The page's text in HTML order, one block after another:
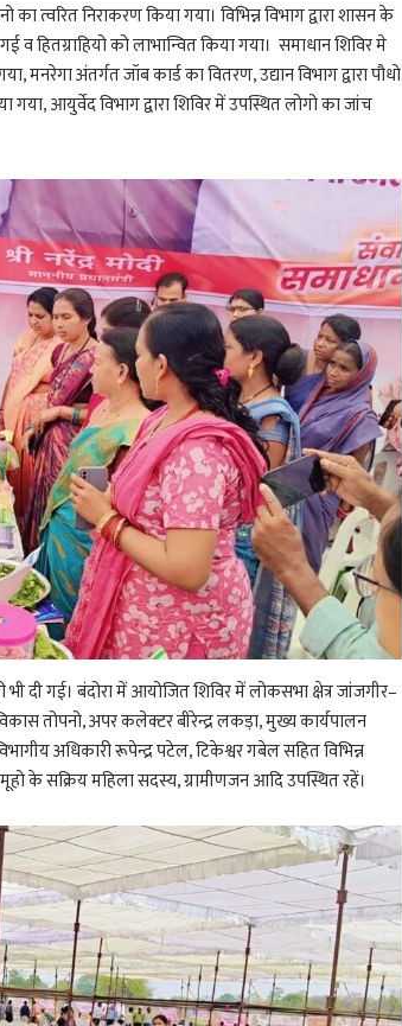
का त्वरित निराकरण किया गया। विभिन्न विभाग द्वारा शासन के
को लाभान्वित किया गया। समाधान शिविर मे
मनरेगा अंतर्गत जॉब कार्ड का वितरण, उद्यान विभाग द्वारा पौधो
गया, आयुर्वेद विभाग द्वारा शिविर में उपस्थित लोगो का जांच
दी गई। बंदोरा में आयोजित शिविर में लोकसभा क्षेत्र जांजगीर–
तोपनो, अपर कलेक्टर बीरेन्द्र लकड़ा, मुख्य कार्यपालन
अधिकारी रूपेन्द्र पटेल, टिकेश्वर गबेल सहित विभिन्न
के सक्रिय महिला सदस्य, ग्रामीणजन आदि उपस्थित रहें।